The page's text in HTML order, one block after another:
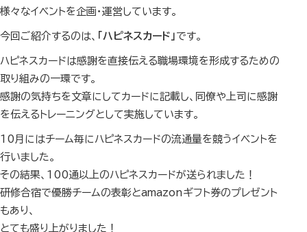
様々なイベントを企画・運営しています。
今回ご紹介するのは、 「ハピネスカード」 です。
ハピネスカードは感謝を直接伝える職場環境を形成するための
取り組みの一環です。
感謝の気持ちを文章にしてカードに記載し、同僚や上司に感謝
を伝えるトレーニングとして実施しています。
10月にはチーム毎にハピネスカードの流通量を競うイベントを
行いました。
その結果、100通以上のハピネスカードが送られました！
研修合宿で優勝チームの表彰とamazonギフト券のプレゼント
もあり、
とても盛り上がりました！